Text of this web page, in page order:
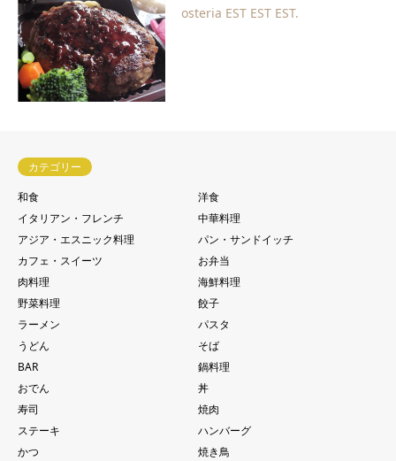
osteria EST EST EST.
カテゴリー
和食
洋食
イタリアン・フレンチ
中華料理
アジア・エスニック料理
パン・サンドイッチ
カフェ・スイーツ
お弁当
肉料理
海鮮料理
野菜料理
餃子
ラーメン
パスタ
うどん
そば
BAR
鍋料理
おでん
丼
寿司
焼肉
ステーキ
ハンバーグ
かつ
焼き鳥